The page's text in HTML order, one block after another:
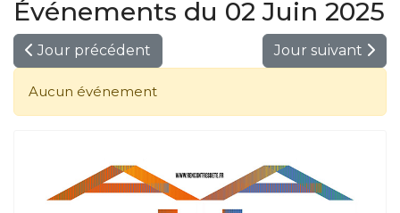
Événements du 02 Juin 2025
Jour précédent Jour suivant
Aucun événement